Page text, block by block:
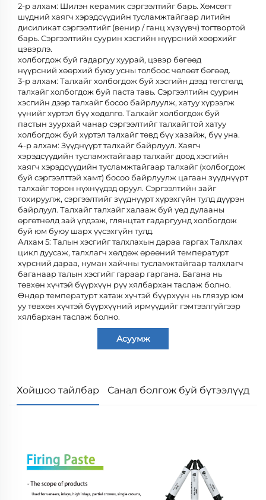
2-р алхам: Шилэн керамик сэргээлтийг барь. Хөмсөгт
шүдний хаягч хэрэдсүүдийн тусламжтайгаар литийн
дисиликат сэргээлтийг (венир / ганц хүзүүвч) тогтвортой
барь. Сэргээлтийн суурин хэсгийн нүүрсний хөөрхийг
цэвэрлэ.
холбогдож буй гадаргуу хуурай, цэвэр бөгөөд
нүүрсний хөөрхий буюу усны толбоос чөлөөт бөгөөд.
3-р алхам: Талхайг холбогдож буй хэсгийн дээд төгсгөлд
талхайг холбогдож буй паста тавь. Сэргээлтийн суурин
хэсгийн дээр талхайг босоо байрлуулж, хатуу хүрээлж
үүнийг хүртэл бүү хөдөлгө. Талхайг холбогдож буй
пастын зуурхай чанар сэргээлтийг талхайгтой хатуу
холбогдож буй хүртэл талхайг төвд бүү хазайж, бүү уна.
4-р алхам: Зүүднүүрт талхайг байрлуул. Хаягч
хэрэдсүүдийн тусламжтайгаар талхайг доод хэсгийн
хаягч хэрэдсүүдийн тусламжтайгаар талхайг (холбогдож
буй сэргээлттэй хамт) босоо байрлуулж цагаан зүүднүүрт
талхайг торон нүхнүүдэд оруул. Сэргээлтийн зайг
тохируулж, сэргээлтийг зүүднүүрт хүрэхгүйн тулд дүүрэн
байрлуул. Талхайг талхайг халааж буй үед дулааны
өргөтнөлд зай үлдээж, глянцтат гадаргуунд холбогдож
буй юм буюу шарх үүсэхгүйн тулд.
Алхам 5: Талын хэсгийг талхлахын дараа гаргах Талхлах
цикл дуусаж, талхлагч хөлдөж өрөөний температурт
хүрсний дараа, нуман хайчны тусламжтайгаар талхлагч
баганаар талын хэсгийг гараар гаргана. Багана нь
төвхөн хүчтэй бүүрхүүн рүү хялбархан таслаж болно.
Өндөр температурт хатаж хүчтэй бүүрхүүн нь глязур юм
уу төвхөн хүчтэй бүүрхүүний ирмүүдийг гэмтээлгүйгээр
хялбархан таслаж болно.
Асуумж
Хойшоо тайлбар Санал болгож буй бүтээлүүд